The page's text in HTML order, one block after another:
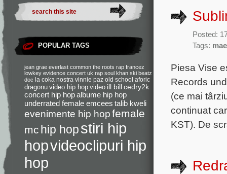
POPULAR TAGS
jean grae everlast common the roots rap francez
lowkey evidence concert uk rap soul khan ski beatz
doc la coka nostra vinnie paz old school aforic
dragonu video hip hop video ill bill cedry2k
concert hip hopalbume hip hop
underrated female emcees talib kweli
evenimente hip hopfemale
mc hip hopstiri hip
hopvideoclipuri hip
hop
Posted:
Tags:
Piesa Vise
Records
(ce mai
continuat
KST). De